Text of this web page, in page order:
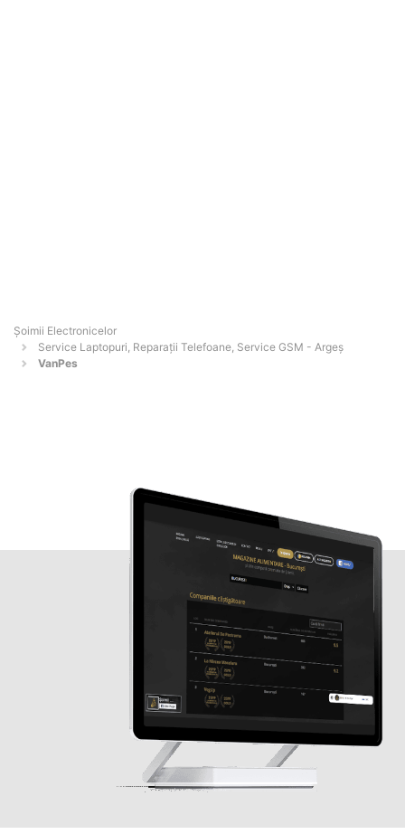
Șoimii Electronicelor
Service Laptopuri, Reparații Telefoane, Service GSM - Argeş
VanPes